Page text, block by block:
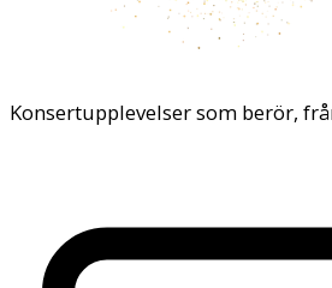
Konsertupplevelser som berör,